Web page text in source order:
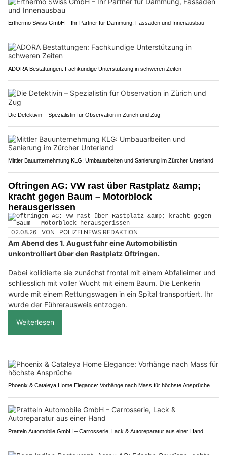
Erthermo Swiss GmbH – Ihr Partner für Dämmung, Fassaden und Innenausbau
ADORA Bestattungen: Fachkundige Unterstützung in schweren Zeiten
Die Detektivin – Spezialistin für Observation in Zürich und Zug
Mittler Bauunternehmung KLG: Umbauarbeiten und Sanierung im Zürcher Unterland
Oftringen AG: VW rast über Rastplatz &amp;
kracht gegen Baum – Motorblock
herausgerissen
02.08.26 VON POLIZEI.NEWS REDAKTION
Am Abend des 1. August fuhr eine Automobilistin
unkontrolliert über den Rastplatz Oftringen.
Dabei kollidierte sie zunächst frontal mit einem Abfalleimer und
schliesslich mit voller Wucht mit einem Baum. Die Lenkerin
wurde mit einem Rettungswagen in ein Spital transportiert. Ihr
wurde der Führerausweis entzogen.
Weiterlesen
Phoenix & Cataleya Home Elegance: Vorhänge nach Mass für höchste Ansprüche
Pratteln Automobile GmbH – Carrosserie, Lack & Autoreparatur aus einer Hand